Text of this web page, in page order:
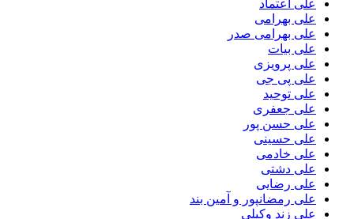
علی اعتماد
علی بهرامی
علی بهرامی صدر
علی بیات
علی پرویزی
علی پی جی
علی توحید
علی جعفری
علی حسن پور
علی حسینی
علی خادمی
علی دشتی
علی رضایی
علی رمضانپور و آمین بند
علی زند وکیلی